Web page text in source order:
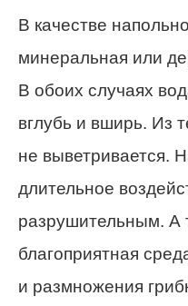
В качестве
минеральная или
В обоих случаях
вглубь и вширь. Из
не выветривается.
длительное
разрушительным. А
благоприятная
и размножения